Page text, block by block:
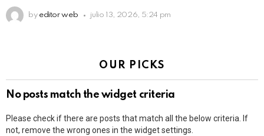
by editor web julio 13, 2026, 5:24 pm
OUR PICKS
No posts match the widget criteria
Please check if there are posts that match all the below criteria. If
not, remove the wrong ones in the widget settings.